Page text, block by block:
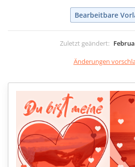
Bearbeitbare
Zuletzt geändert:
Änderungen